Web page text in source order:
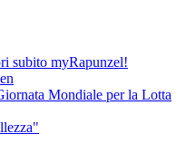
subito myRapunzel!
Mondiale per la Lotta